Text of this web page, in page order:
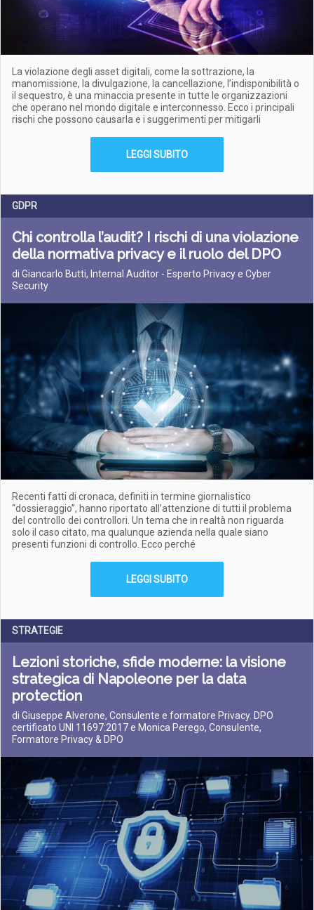
La violazione degli asset digitali, come la sottrazione, la
manomissione, la divulgazione, la cancellazione, l’indisponibilità o
il sequestro, è una minaccia presente in tutte le organizzazioni
che operano nel mondo digitale e interconnesso. Ecco i principali
rischi che possono causarla e i suggerimenti per mitigarli
LEGGI SUBITO
GDPR
Chi controlla l’audit? I rischi di una violazione
della normativa privacy e il ruolo del DPO
di Giancarlo Butti, Internal Auditor - Esperto Privacy e Cyber
Security
Recenti fatti di cronaca, definiti in termine giornalistico
“dossieraggio”, hanno riportato all’attenzione di tutti il problema
del controllo dei controllori. Un tema che in realtà non riguarda
solo il caso citato, ma qualunque azienda nella quale siano
presenti funzioni di controllo. Ecco perché
LEGGI SUBITO
STRATEGIE
Lezioni storiche, sfide moderne: la visione
strategica di Napoleone per la data
protection
di Giuseppe Alverone, Consulente e formatore Privacy. DPO
certificato UNI 11697:2017 e Monica Perego, Consulente,
Formatore Privacy & DPO